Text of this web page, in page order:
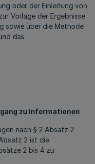
oder der Einleitung von
Vorlage der Ergebnisse
sowie über die Methode
das
zu Informationen
nach § 2 Absatz 2
2 ist die
2 bis 4 zu